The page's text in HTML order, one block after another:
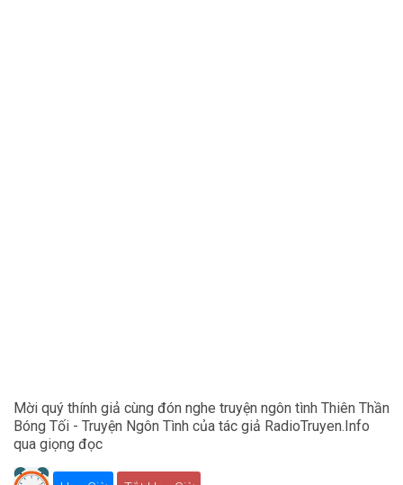
Mời quý thính giả cùng đón nghe truyện ngôn tình Thiên Thần
Bóng Tối - Truyện Ngôn Tình của tác giả RadioTruyen.Info
qua giọng đọc